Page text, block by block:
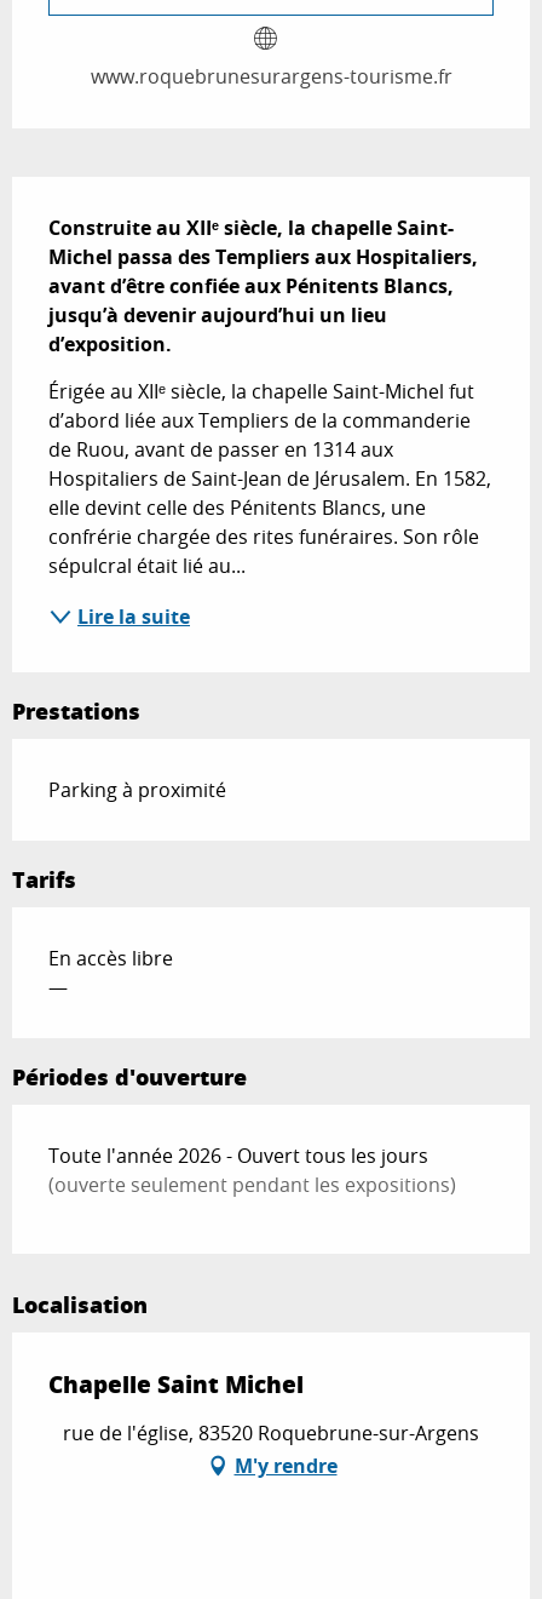
www.roquebrunesurargens-tourisme.fr
Construite au XIIᵉ siècle, la chapelle Saint-
Michel passa des Templiers aux Hospitaliers,
avant d’être confiée aux Pénitents Blancs,
jusqu’à devenir aujourd’hui un lieu
d’exposition.
Érigée au XIIᵉ siècle, la chapelle Saint-Michel fut
d’abord liée aux Templiers de la commanderie
de Ruou, avant de passer en 1314 aux
Hospitaliers de Saint-Jean de Jérusalem. En 1582,
elle devint celle des Pénitents Blancs, une
confrérie chargée des rites funéraires. Son rôle
sépulcral était lié au...
Lire la suite
Prestations
Parking à proximité
Tarifs
En accès libre
—
Périodes d'ouverture
Toute l'année 2026 - Ouvert tous les jours
(ouverte seulement pendant les expositions)
Localisation
Chapelle Saint Michel
rue de l'église, 83520 Roquebrune-sur-Argens
M'y rendre